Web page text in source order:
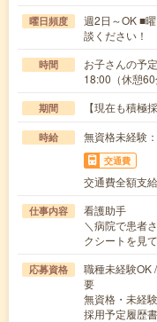
曜日頻度
週2日～OK ■
談ください！
時間
お子さんの予
18:00（休憩
期間 【現在も積極
時給 無資格未経験
交通費
交通費全額支
仕事内容
看護助手
＼病院で患者
クシートを見
応募資格
職種未経験OK
要
無資格・未経
採用予定履歴